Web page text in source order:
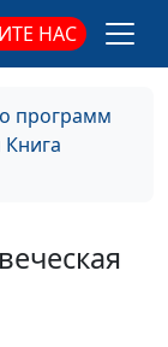
НАС
программ
Юнак,
Юнак,